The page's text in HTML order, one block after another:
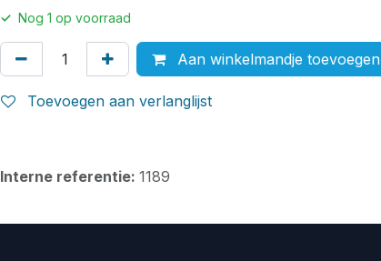
✓ Nog 1 op voorraad
Aan winkelmandje toevoegen
Toevoegen aan verlanglijst
Interne referentie: 1189